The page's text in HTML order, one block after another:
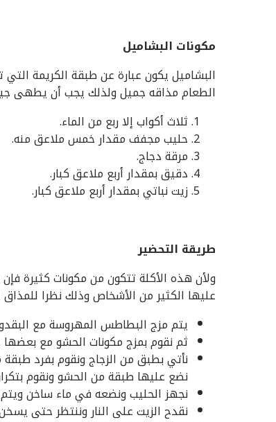
مكونات البشاميل
البشاميل يكون عبارة عن طبقة الكريمة
الطعام مذاقه جميل ولذلك يجب أن يطهى
ثلاث أكواب إلا ربع من الماء.
حليب مجفف مقدار خمس ملاعق منه.
مرقة دجاج.
دقيق بمقدار أربع ملاعق كبار.
زيت نباتي بمقدار أربع ملاعق كبار.
طريقة التحضير
ولأن هذه الأكلة تتكون من مكونات كثيرة
عليها الكثير من الأشخاص وذلك نظرا
يتم مزج البطاطس المهروسة مع
ثم نقوم بمزج مكونات الحشو مع
نأتي بطبق من الزجاج ونقوم بفرد
نضع عليها طبقة من الحشو ونقوم
نجهز الحليب ونضعه في ماء ساخن
نقدح الزيت على النار وننتظر حتى